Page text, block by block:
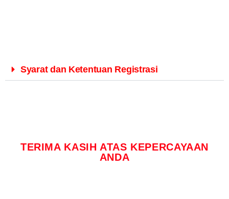
Syarat dan Ketentuan Registrasi
TERIMA KASIH ATAS KEPERCAYAAN
ANDA